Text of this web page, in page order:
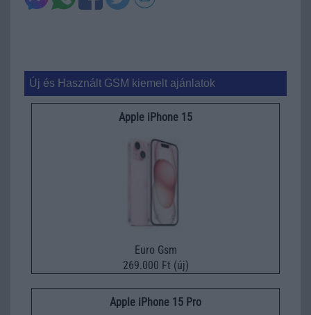
Új és Használt GSM kiemelt ajánlatok
Apple iPhone 15
Euro Gsm
269.000 Ft (új)
Apple iPhone 15 Pro